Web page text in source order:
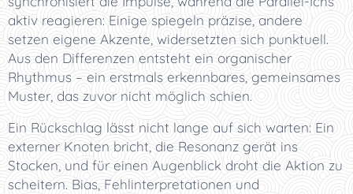
aktiv reagieren: Einige spiegeln präzise, andere
setzen eigene Akzente, widersetzten sich punktuell.
Aus den Differenzen entsteht ein organischer
Rhythmus – ein erstmals erkennbares, gemeinsames
Muster, das zuvor nicht möglich schien.
Ein Rückschlag lässt nicht lange auf sich warten: Ein
externer Knoten bricht, die Resonanz gerät ins
Stocken, und für einen Augenblick droht die Aktion zu
scheitern. Bias, Fehlinterpretationen und